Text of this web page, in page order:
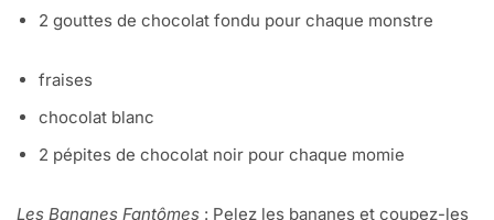
2 gouttes de chocolat fondu pour chaque monstre
fraises
chocolat blanc
2 pépites de chocolat noir pour chaque momie
Les Bananes Fantômes : Pelez les bananes et coupez-les